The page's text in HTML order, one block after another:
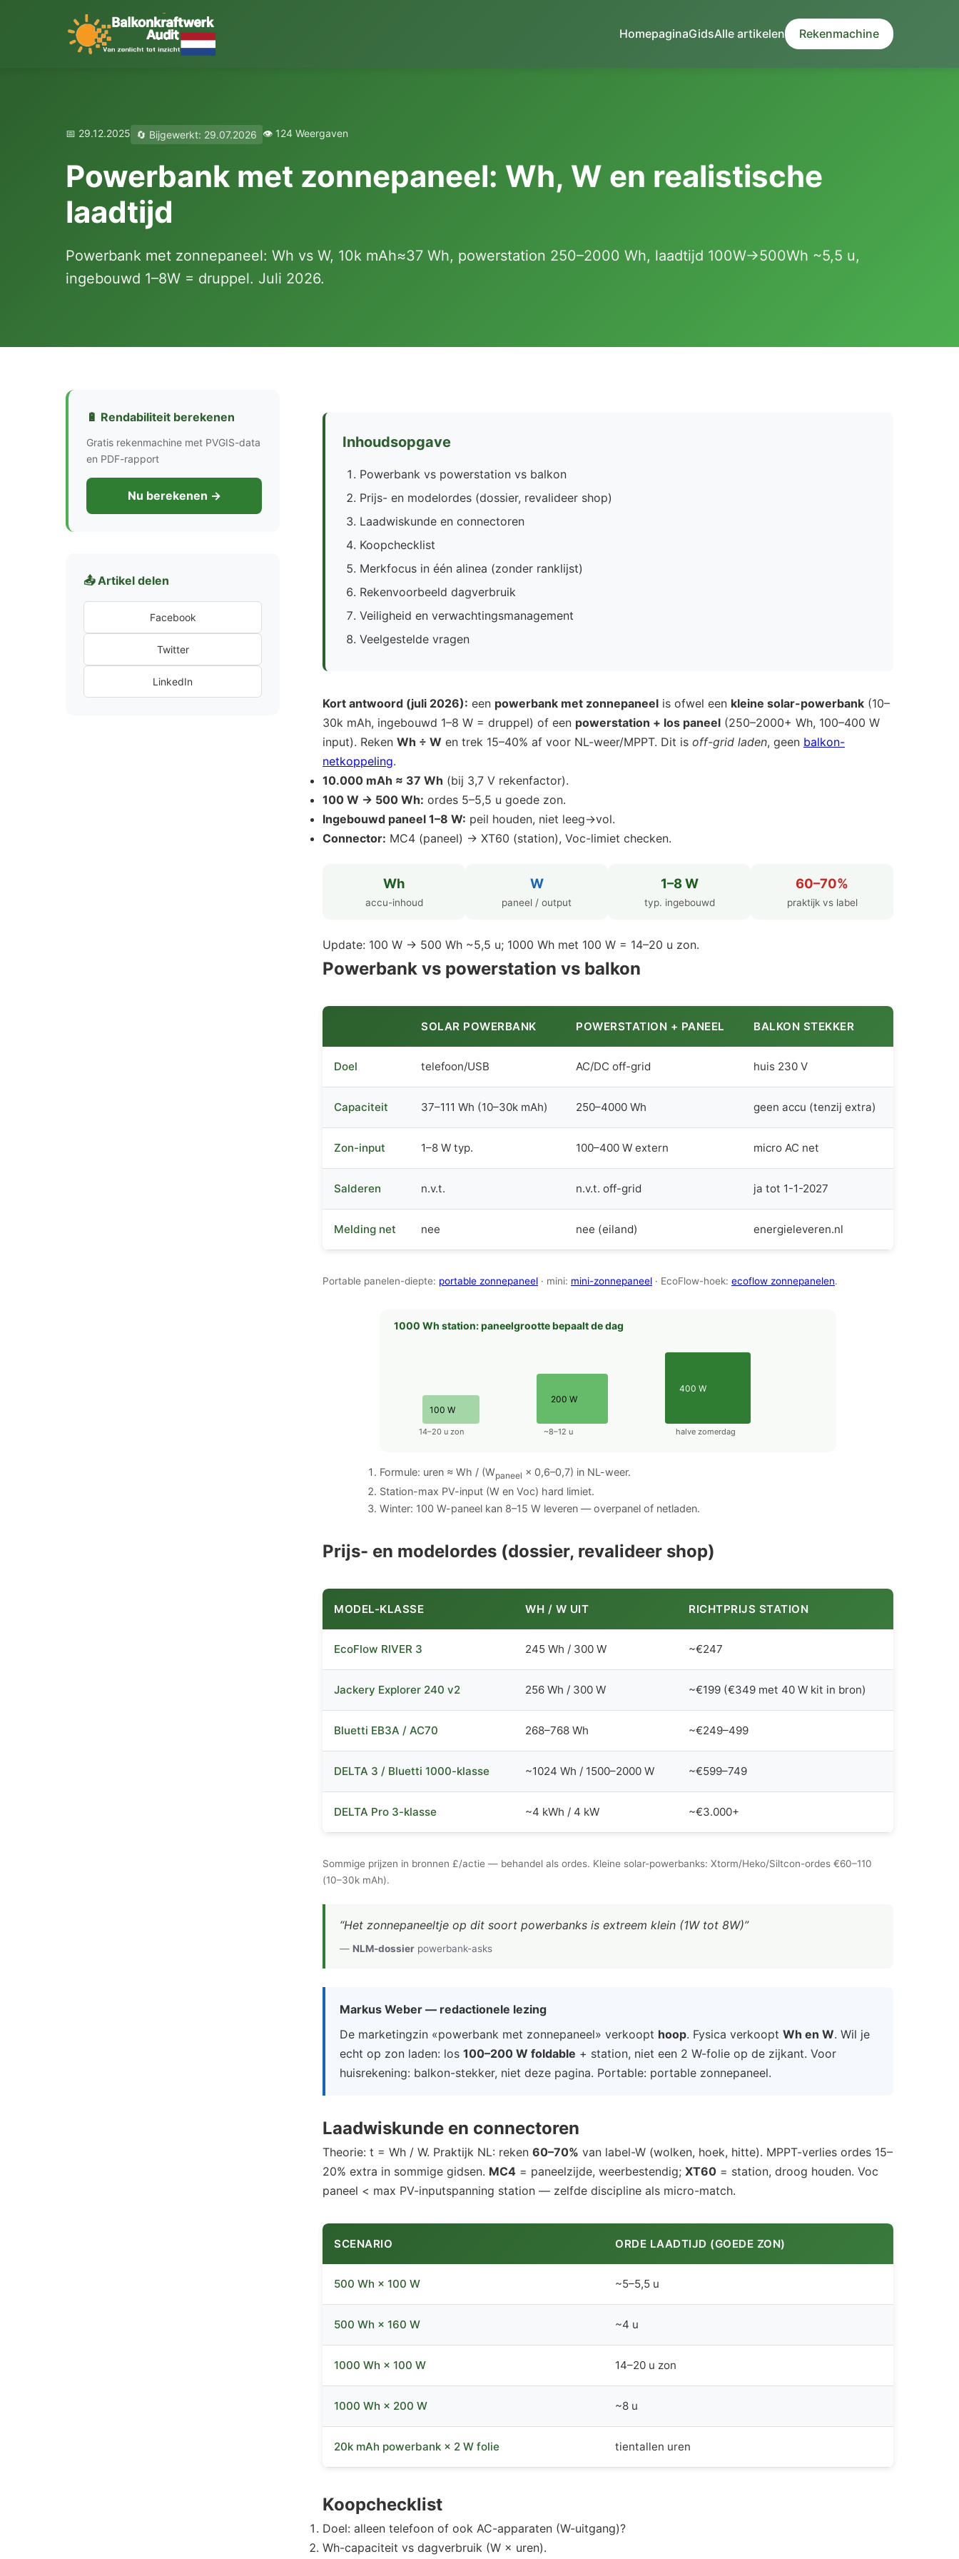
HomepaginaGidsAlle artikelen Rekenmachine
📅 29.12.2025 🔄 Bijgewerkt: 29.07.2026 👁️ 124 Weergaven
Powerbank met zonnepaneel: Wh, W en realistische
laadtijd
Powerbank met zonnepaneel: Wh vs W, 10k mAh≈37 Wh, powerstation 250–2000 Wh, laadtijd 100W→500Wh ~5,5 u,
ingebouwd 1–8W = druppel. Juli 2026.
🔋 Rendabiliteit berekenen
Gratis rekenmachine met PVGIS-data
en PDF-rapport
Nu berekenen →
📤 Artikel delen
Facebook
Twitter
LinkedIn
Inhoudsopgave
Powerbank vs powerstation vs balkon
Prijs- en modelordes (dossier, revalideer shop)
Laadwiskunde en connectoren
Koopchecklist
Merkfocus in één alinea (zonder ranklijst)
Rekenvoorbeeld dagverbruik
Veiligheid en verwachtingsmanagement
Veelgestelde vragen
Kort antwoord (juli 2026): een powerbank met zonnepaneel is ofwel een kleine solar-powerbank (10–
30k mAh, ingebouwd 1–8 W = druppel) of een powerstation + los paneel (250–2000+ Wh, 100–400 W
input). Reken Wh ÷ W en trek 15–40% af voor NL-weer/MPPT. Dit is off-grid laden, geen balkon-
netkoppeling.
10.000 mAh ≈ 37 Wh (bij 3,7 V rekenfactor).
100 W → 500 Wh: ordes 5–5,5 u goede zon.
Ingebouwd paneel 1–8 W: peil houden, niet leeg→vol.
Connector: MC4 (paneel) → XT60 (station), Voc-limiet checken.
Wh
accu-inhoud
W
paneel / output
1–8 W
typ. ingebouwd
60–70%
praktijk vs label
Update: 100 W → 500 Wh ~5,5 u; 1000 Wh met 100 W = 14–20 u zon.
Powerbank vs powerstation vs balkon
SOLAR POWERBANK POWERSTATION + PANEEL BALKON STEKKER
Doel telefoon/USB AC/DC off-grid huis 230 V
Capaciteit 37–111 Wh (10–30k mAh) 250–4000 Wh geen accu (tenzij extra)
Zon-input 1–8 W typ. 100–400 W extern micro AC net
Salderen n.v.t. n.v.t. off-grid ja tot 1-1-2027
Melding net nee nee (eiland) energieleveren.nl
Portable panelen-diepte: portable zonnepaneel · mini: mini-zonnepaneel · EcoFlow-hoek: ecoflow zonnepanelen.
1000 Wh station: paneelgrootte bepaalt de dag
100 W
14–20 u zon
200 W
~8–12 u
400 W
halve zomerdag
Formule: uren ≈ Wh / (Wpaneel × 0,6–0,7) in NL-weer.
Station-max PV-input (W en Voc) hard limiet.
Winter: 100 W-paneel kan 8–15 W leveren — overpanel of netladen.
Prijs- en modelordes (dossier, revalideer shop)
MODEL-KLASSE WH / W UIT RICHTPRIJS STATION
EcoFlow RIVER 3 245 Wh / 300 W ~€247
Jackery Explorer 240 v2 256 Wh / 300 W ~€199 (€349 met 40 W kit in bron)
Bluetti EB3A / AC70 268–768 Wh ~€249–499
DELTA 3 / Bluetti 1000-klasse ~1024 Wh / 1500–2000 W ~€599–749
DELTA Pro 3-klasse ~4 kWh / 4 kW ~€3.000+
Sommige prijzen in bronnen £/actie — behandel als ordes. Kleine solar-powerbanks: Xtorm/Heko/Siltcon-ordes €60–110
(10–30k mAh).
“Het zonnepaneeltje op dit soort powerbanks is extreem klein (1W tot 8W)”
— NLM-dossier powerbank-asks
Markus Weber — redactionele lezing
De marketingzin «powerbank met zonnepaneel» verkoopt hoop. Fysica verkoopt Wh en W. Wil je
echt op zon laden: los 100–200 W foldable + station, niet een 2 W-folie op de zijkant. Voor
huisrekening: balkon-stekker, niet deze pagina. Portable: portable zonnepaneel.
Laadwiskunde en connectoren
Theorie: t = Wh / W. Praktijk NL: reken 60–70% van label-W (wolken, hoek, hitte). MPPT-verlies ordes 15–
20% extra in sommige gidsen. MC4 = paneelzijde, weerbestendig; XT60 = station, droog houden. Voc
paneel < max PV-inputspanning station — zelfde discipline als micro-match.
SCENARIO ORDE LAADTIJD (GOEDE ZON)
500 Wh × 100 W ~5–5,5 u
500 Wh × 160 W ~4 u
1000 Wh × 100 W 14–20 u zon
1000 Wh × 200 W ~8 u
20k mAh powerbank × 2 W folie tientallen uren
Koopchecklist
Doel: alleen telefoon of ook AC-apparaten (W-uitgang)?
Wh-capaciteit vs dagverbruik (W × uren).